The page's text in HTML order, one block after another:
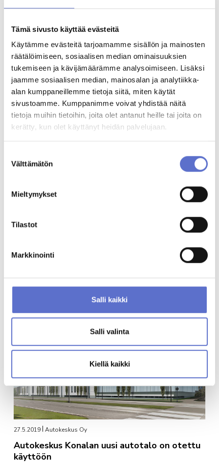
Tämä sivusto käyttää evästeitä
Käytämme evästeitä tarjoamamme sisällön ja mainosten
räätälöimiseen, sosiaalisen median ominaisuuksien
tukemiseen ja kävijämäärämme analysoimiseen. Lisäksi
jaamme sosiaalisen median, mainosalan ja analytiikka-
alan kumppaneillemme tietoja siitä, miten käytät
sivustoamme. Kumppanimme voivat yhdistää näitä
tietoja muihin tietoihin, joita olet antanut heille tai joita on
kerätty, kun olet käyttänyt heidän palvelujaan.
valinta
Välttämätön
Mieltymykset
Tilastot
Markkinointi
Salli kaikki
Salli valinta
Kiellä kaikki
Autokeskus Oy
Autokeskus Airport toimii aurinkosähköllä
UUTISET
Autokeskukselle Toyota-
jälleenmyyntisopimus
27.5.2019 Autokeskus Oy
Autokeskus Konalan uusi autotalo on otettu
käyttöön